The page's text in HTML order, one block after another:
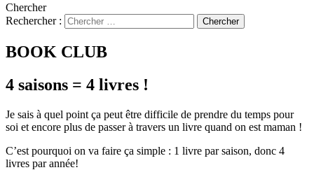
Chercher
Rechercher :
BOOK CLUB
4 saisons = 4 livres !
Je sais à quel point ça peut être difficile de prendre du temps pour
soi et encore plus de passer à travers un livre quand on est maman !
C’est pourquoi on va faire ça simple : 1 livre par saison, donc 4
livres par année!